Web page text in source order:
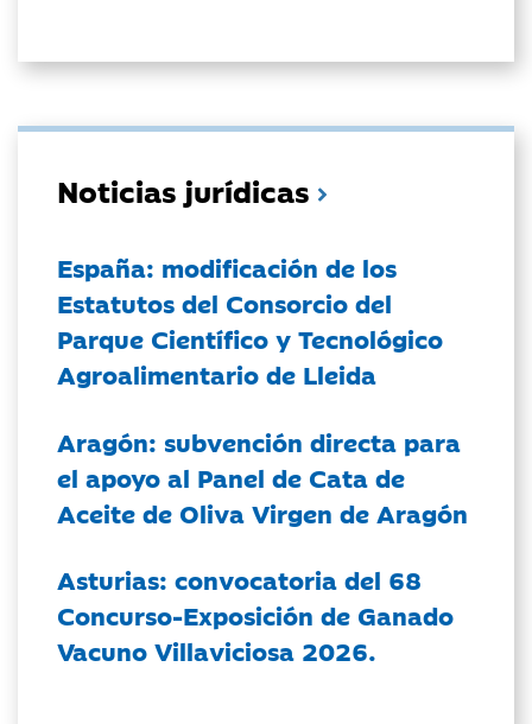
Noticias jurídicas
España: modificación de los
Estatutos del Consorcio del
Parque Científico y Tecnológico
Agroalimentario de Lleida
Aragón: subvención directa para
el apoyo al Panel de Cata de
Aceite de Oliva Virgen de Aragón
Asturias: convocatoria del 68
Concurso-Exposición de Ganado
Vacuno Villaviciosa 2026.